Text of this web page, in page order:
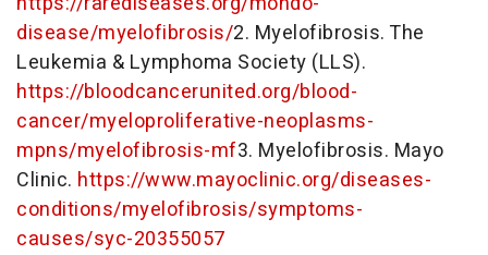
disease/myelofibrosis/2. Myelofibrosis. The
Leukemia & Lymphoma Society (LLS).
https://bloodcancerunited.org/blood-
cancer/myeloproliferative-neoplasms-
mpns/myelofibrosis-mf3. Myelofibrosis. Mayo
Clinic. https://www.mayoclinic.org/diseases-
conditions/myelofibrosis/symptoms-
causes/syc-20355057